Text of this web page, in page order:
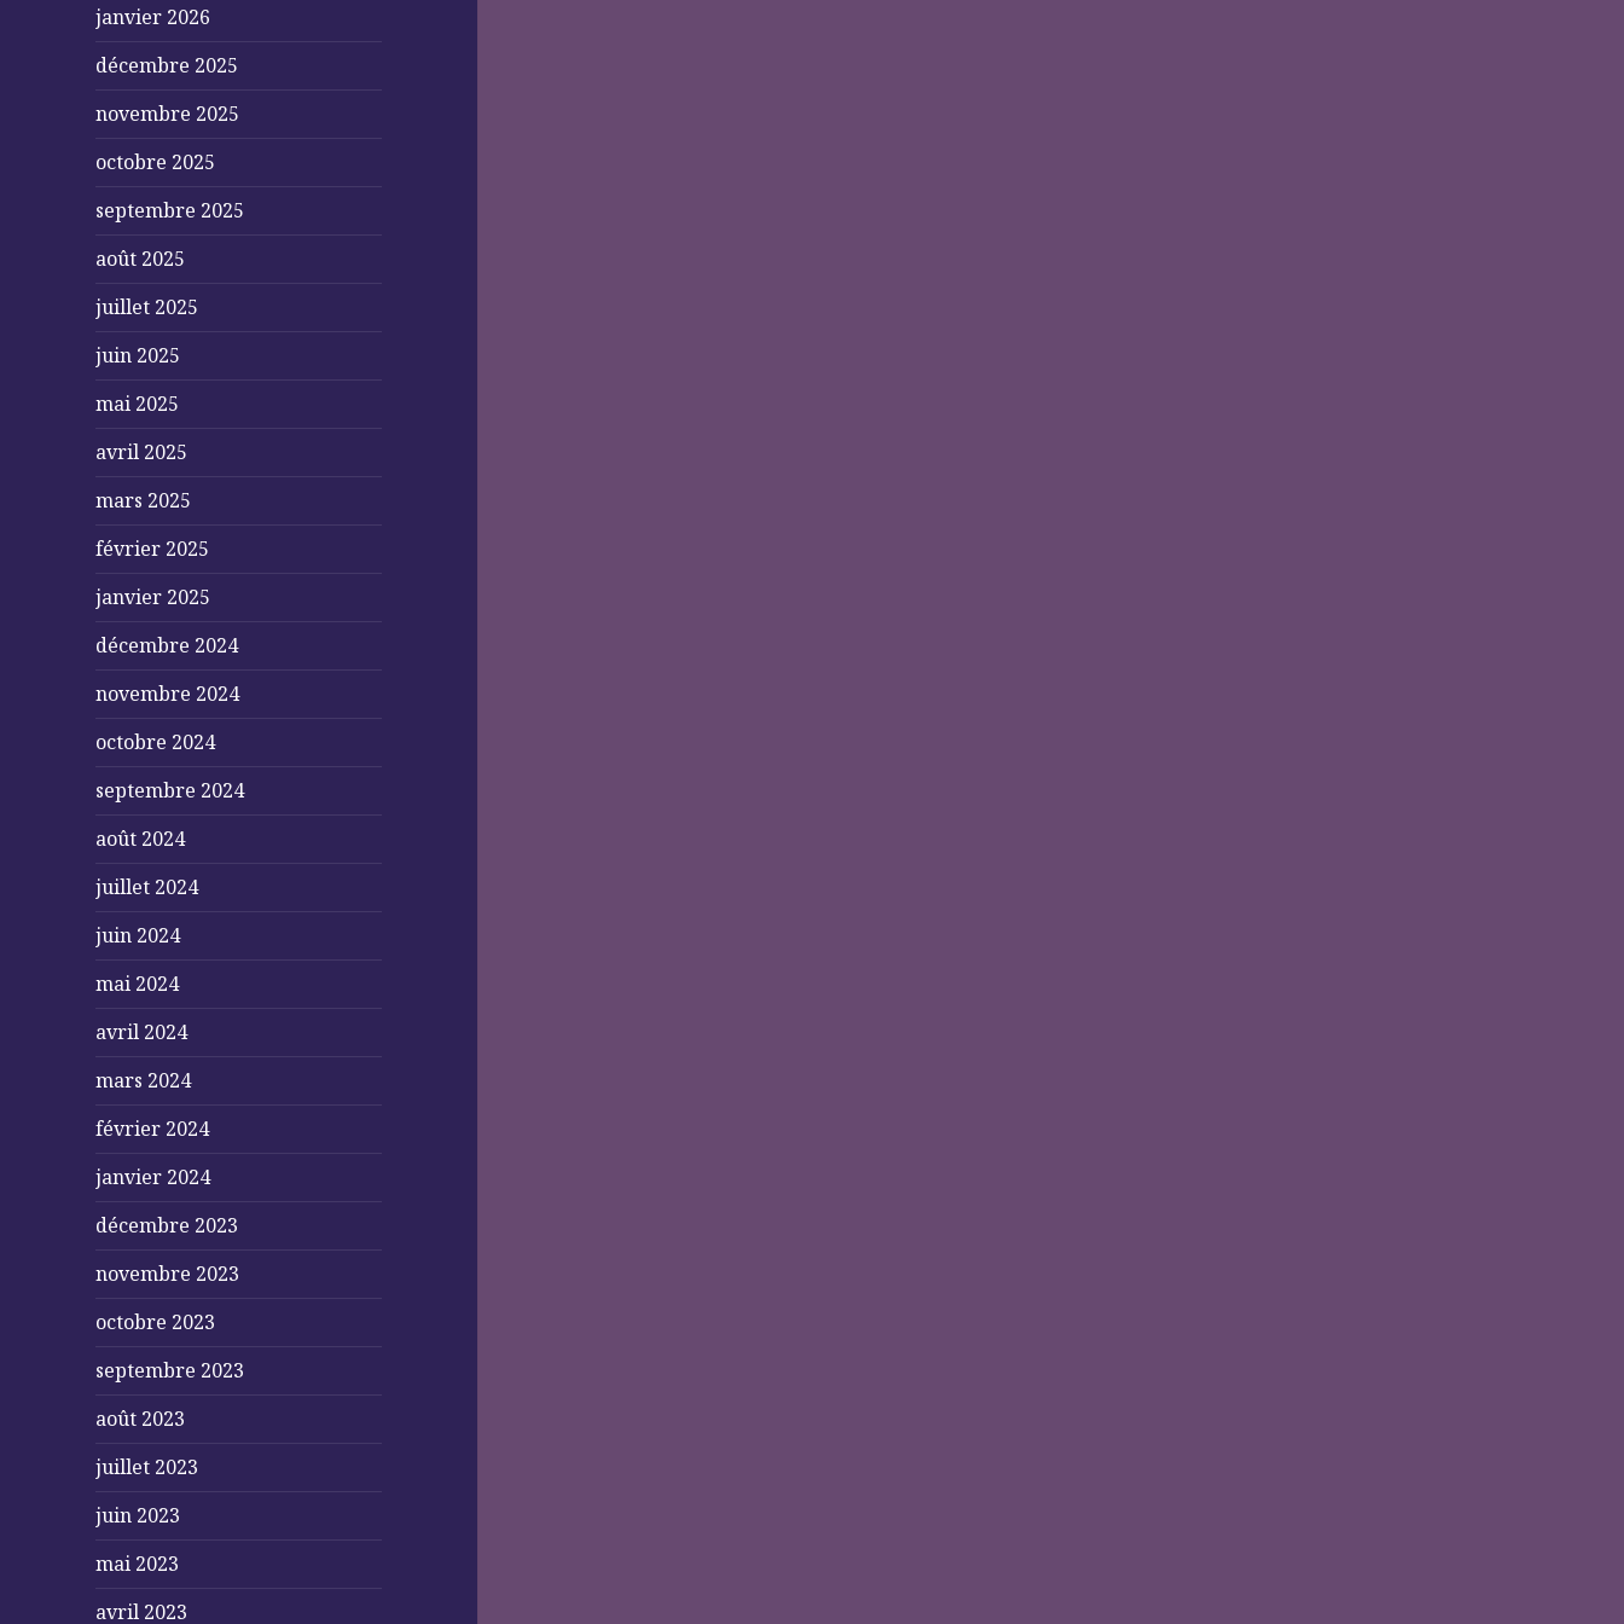
janvier 2026
décembre 2025
novembre 2025
octobre 2025
septembre 2025
août 2025
juillet 2025
juin 2025
mai 2025
avril 2025
mars 2025
février 2025
janvier 2025
décembre 2024
novembre 2024
octobre 2024
septembre 2024
août 2024
juillet 2024
juin 2024
mai 2024
avril 2024
mars 2024
février 2024
janvier 2024
décembre 2023
novembre 2023
octobre 2023
septembre 2023
août 2023
juillet 2023
juin 2023
mai 2023
avril 2023